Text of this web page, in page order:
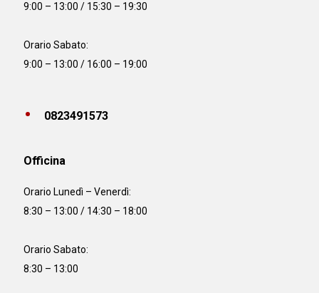
9:00 – 13:00 / 15:30 – 19:30
Orario Sabato:
9:00 – 13:00 / 16:00 – 19:00
0823491573
Officina
OrarioLunedì – Venerdì:
8:30 – 13:00 / 14:30 – 18:00
Orario Sabato:
8:30 – 13:00